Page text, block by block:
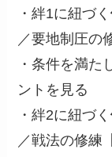
・絆1に紐づく
／要地制圧の
・条件を満た
ントを見る
・絆2に紐づく
／戦法の修練